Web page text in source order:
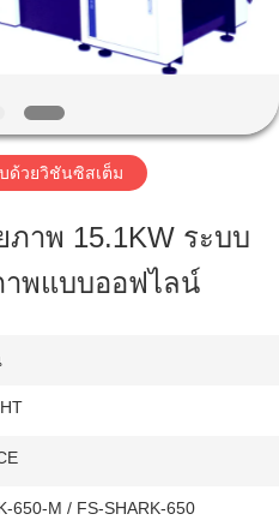
ด้วยวิชันซิสเต็ม
าพ 15.1KW ระบบ
พแบบออฟไลน์
650-M / FS-SHARK-650